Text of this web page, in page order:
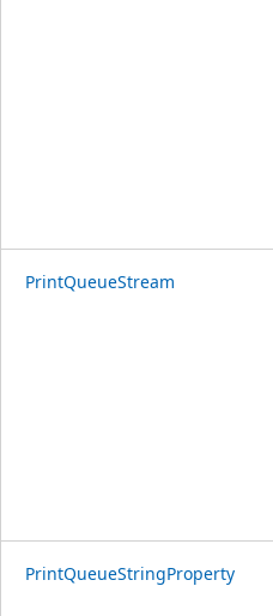
PrintQueueStream
PrintQueueStringProperty